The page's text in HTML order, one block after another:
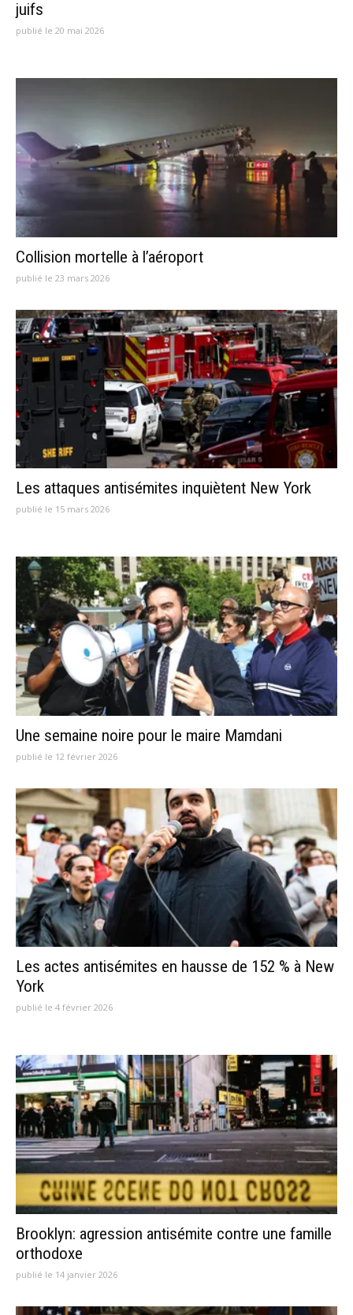
juifs
publié le 20 mai 2026
Collision mortelle à l’aéroport
publié le 23 mars 2026
Les attaques antisémites inquiètent New York
publié le 15 mars 2026
Une semaine noire pour le maire Mamdani
publié le 12 février 2026
Les actes antisémites en hausse de 152 % à New
York
publié le 4 février 2026
Brooklyn: agression antisémite contre une famille
orthodoxe
publié le 14 janvier 2026